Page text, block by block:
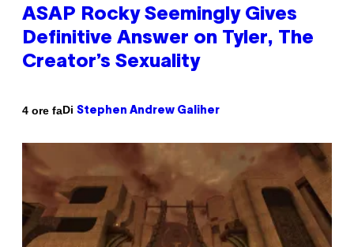
ASAP Rocky Seemingly Gives
Definitive Answer on Tyler, The
Creator’s Sexuality
4 ore faDi Stephen Andrew Galiher